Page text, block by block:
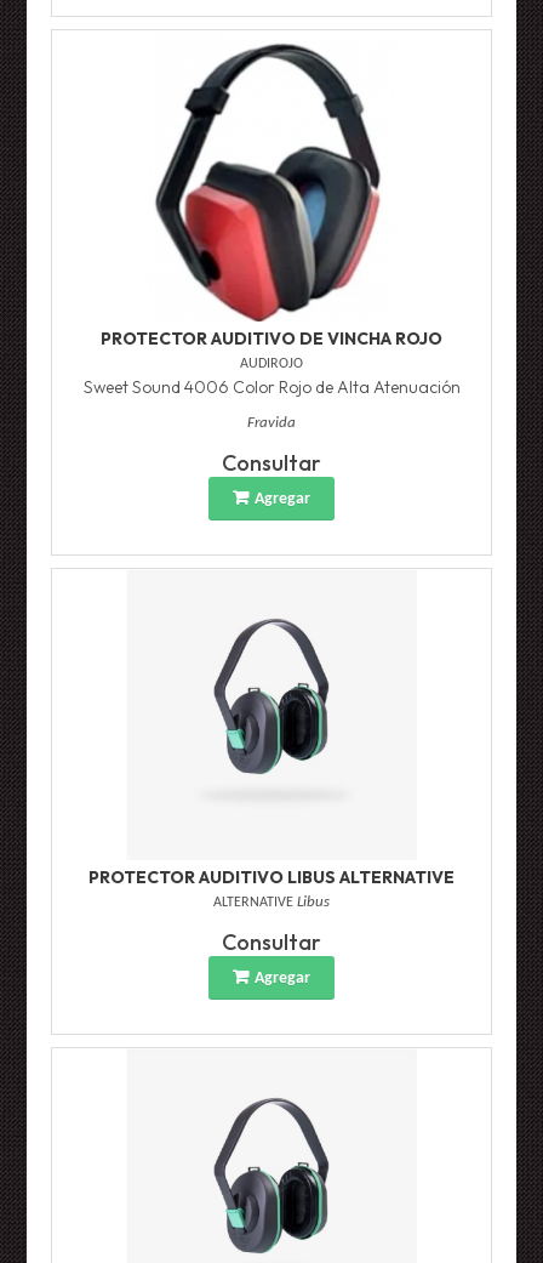
PROTECTOR AUDITIVO DE VINCHA ROJO
AUDIROJO
Sweet Sound 4006 Color Rojo de Alta Atenuación
Fravida
Consultar
Agregar
PROTECTOR AUDITIVO LIBUS ALTERNATIVE
ALTERNATIVE Libus
Consultar
Agregar